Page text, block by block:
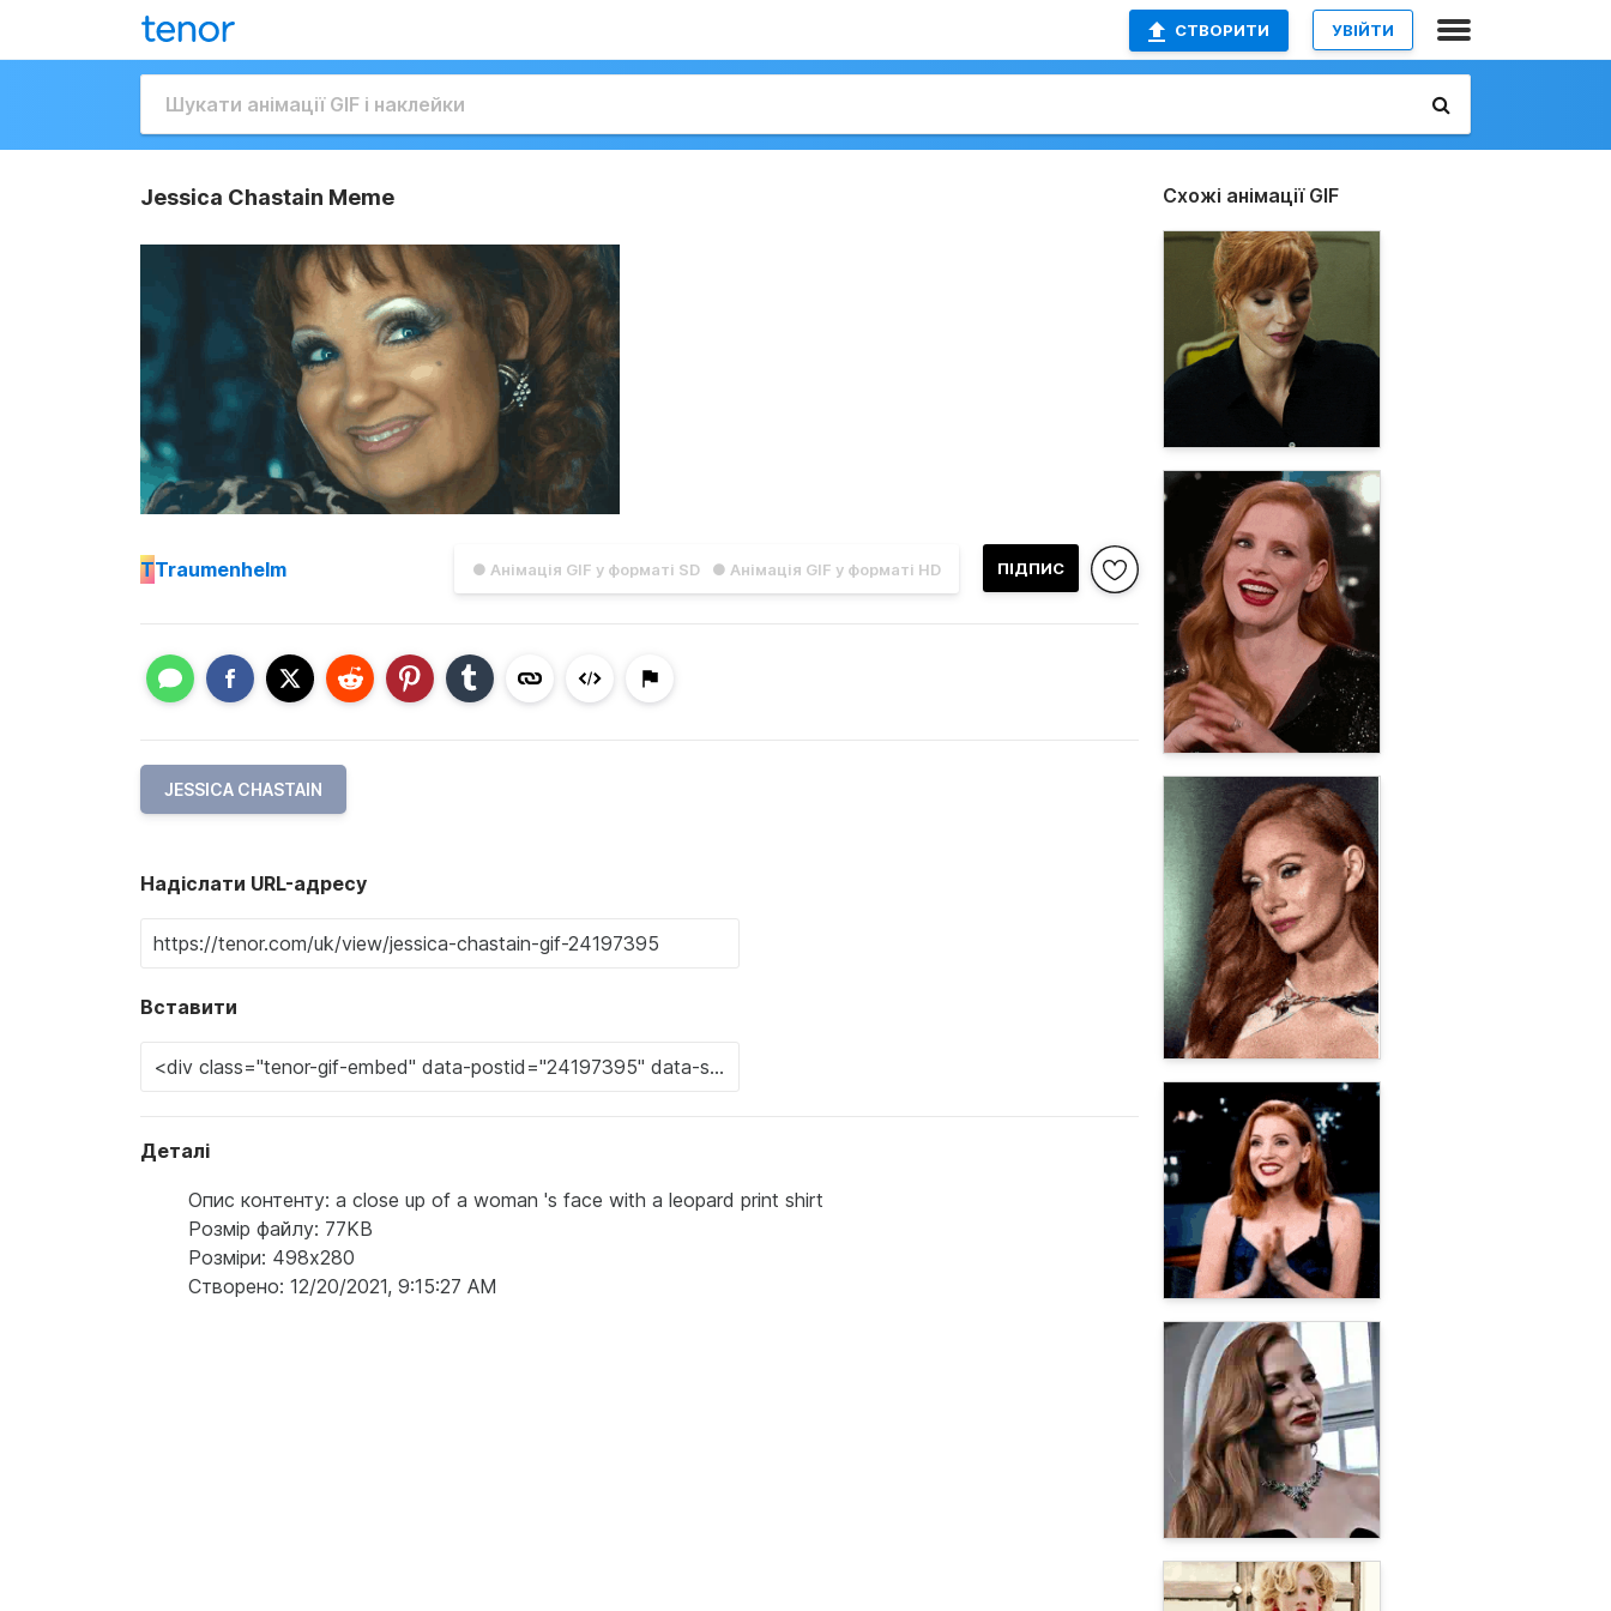
СТВОРИТИ УВІЙТИ
Jessica Chastain Meme
● Анімація GIF у форматі SD ● Анімація GIF у форматі HD ПІДПИС
TTraumenhelm
JESSICA CHASTAIN
Надіслати URL-адресу
Вставити
Деталі
Опис контенту: a close up of a woman 's face with a leopard print shirt
Розмір файлу: 77KB
Розміри: 498x280
Створено: 12/20/2021, 9:15:27 AM
Схожі анімації GIF